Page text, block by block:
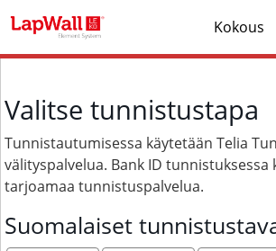
Kokous
Valitse tunnistustapa
Tunnistautumisessa käytetään Telia
välityspalvelua. Bank ID
tarjoamaa tunnistuspalvelua.
Suomalaiset